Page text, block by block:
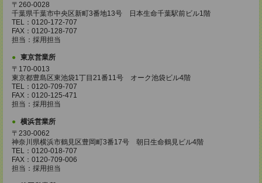
〒260-0028
千葉県千葉市中央区新町3番地13号 日本生命千葉駅前ビル1階
TEL：0120-172-707
FAX：0120-128-707
担当：採用担当
東京営業所
〒170-0013
東京都豊島区東池袋1丁目21番11号 オーク池袋ビル4階
TEL：0120-709-707
FAX：0120-125-471
担当：採用担当
横浜営業所
〒230-0062
神奈川県横浜市鶴見区豊岡町3番17号 朝日生命鶴見ビル4階
TEL：0120-018-707
FAX：0120-709-006
担当：採用担当